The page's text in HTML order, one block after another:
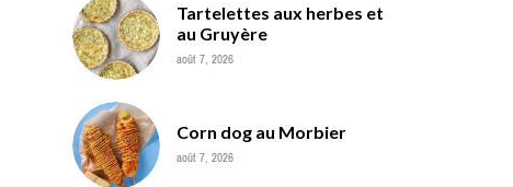
Tartelettes aux herbes et
au Gruyère
août 7, 2026
Corn dog au Morbier
août 7, 2026